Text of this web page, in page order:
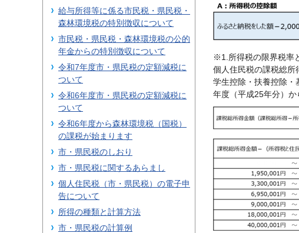
※1.所得税の限界税率
個人住民税の課税総所
学生控除・扶養控除・
年度（平成25年分）
給与所得等に係る市民税・県民税・
森林環境税の特別徴収について
市民税・県民税・森林環境税の公的
年金からの特別徴収について
令和7年度市・県民税の定額減税に
ついて
令和6年度市・県民税の定額減税に
ついて
令和6年度から森林環境税（国税）
の課税が始まります
市・県民税のしおり
市・県民税に関するあらまし
個人住民税（市・県民税）の電子申
告について
所得の種類と計算方法
市・県民税の計算例